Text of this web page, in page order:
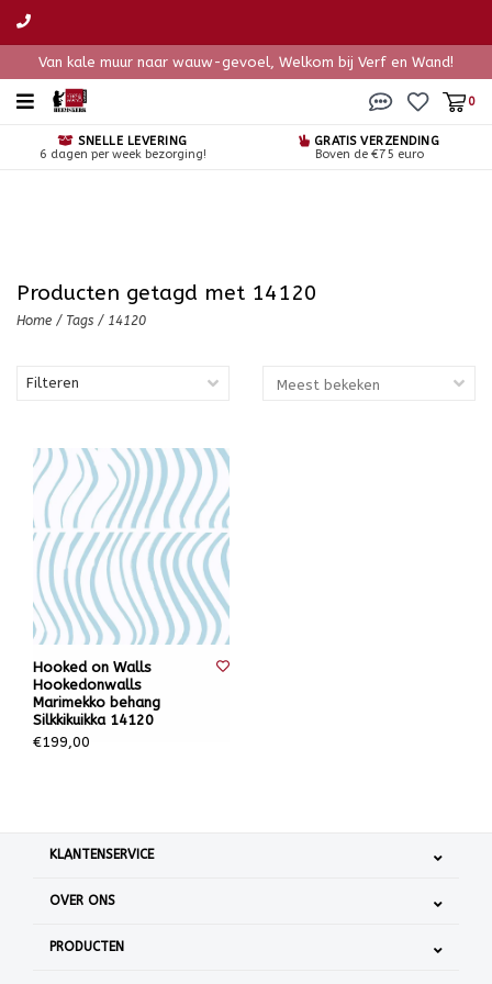
Van kale muur naar wauw-gevoel, Welkom bij Verf en Wand!
0
SNELLE LEVERING
6 dagen per week bezorging!
GRATIS VERZENDING
Boven de €75 euro
Producten getagd met 14120
Home / Tags / 14120
Filteren
Hooked on Walls
Hookedonwalls
Marimekko behang
Silkkikuikka 14120
€199,00
KLANTENSERVICE
OVER ONS
PRODUCTEN